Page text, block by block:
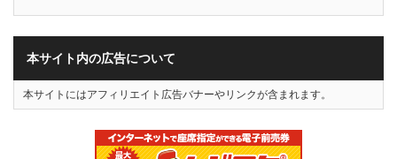
本サイト内の広告について
本サイトにはアフィリエイト広告バナーやリンクが含まれます。